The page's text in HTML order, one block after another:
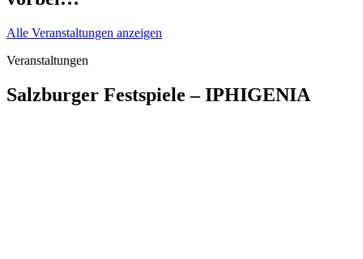
Alle Veranstaltungen anzeigen
Veranstaltungen
Salzburger Festspiele – IPHIGENIA